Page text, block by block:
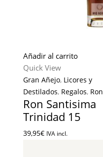
Añadir al carrito
Quick View
Gran Añejo, Licores y
Destilados, Regalos, Ron
Ron Santisima
Trinidad 15
39,95€ IVA incl.